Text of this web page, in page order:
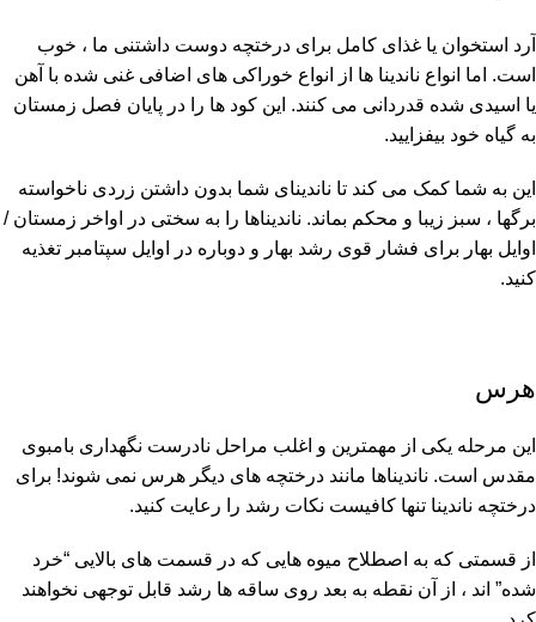
آرد استخوان یا غذای کامل برای درختچه دوست داشتنی ما ، خوب
است. اما انواع ناندینا ها از انواع خوراکی های اضافی غنی شده با آهن
یا اسیدی شده قدردانی می کنند. این کود ها را در پایان فصل زمستان
به گیاه خود بیفزایید.
این به شما کمک می کند تا ناندینای شما بدون داشتن زردی ناخواسته
برگها ، سبز زیبا و محکم بماند. ناندیناها را به سختی در اواخر زمستان /
اوایل بهار برای فشار قوی رشد بهار و دوباره در اوایل سپتامبر تغذیه
کنید.
هرس
این مرحله یکی از مهمترین و اغلب مراحل نادرست نگهداری بامبوی
مقدس است. ناندیناها مانند درختچه های دیگر هرس نمی شوند! برای
درختچه ناندینا تنها کافیست نکات رشد را رعایت کنید.
از قسمتی که به اصطلاح میوه هایی که در قسمت های بالایی “خرد
شده” اند ، از آن نقطه به بعد روی ساقه ها رشد قابل توجهی نخواهند